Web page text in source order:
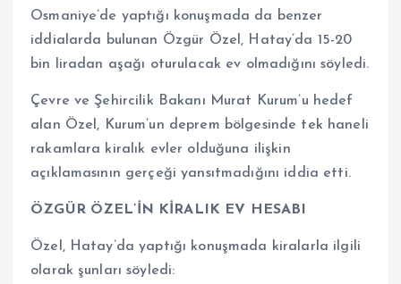
Osmaniye’de yaptığı konuşmada da benzer
iddialarda bulunan Özgür Özel, Hatay’da 15-20
bin liradan aşağı oturulacak ev olmadığını söyledi.
Çevre ve Şehircilik Bakanı Murat Kurum’u hedef
alan Özel, Kurum’un deprem bölgesinde tek haneli
rakamlara kiralık evler olduğuna ilişkin
açıklamasının gerçeği yansıtmadığını iddia etti.
ÖZGÜR ÖZEL’İN KİRALIK EV HESABI
Özel, Hatay’da yaptığı konuşmada kiralarla ilgili
olarak şunları söyledi: